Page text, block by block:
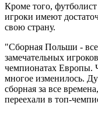
Кроме того,
игроки имеют
свою страну.
"Сборная Польши -
замечательных
чемпионатах Европы.
многое изменилось.
сборная за все
переехали в топ-